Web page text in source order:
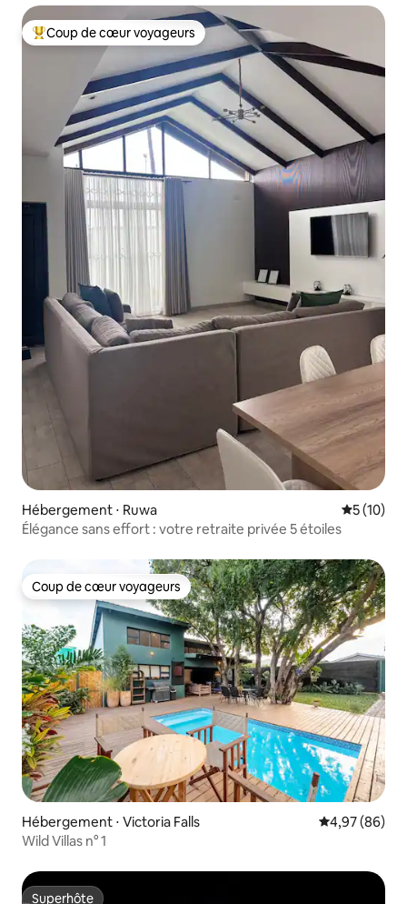
Coups de cœur voyageurs les plus appréciés
Coup de cœur voyageurs
Hébergement ⋅ Ruwa
5 (10)
Élégance sans effort : votre retraite privée 5 étoiles
Coup de cœur voyageurs
Coup de cœur voyageurs
Hébergement ⋅ Victoria Falls Évaluation
4,97 (86)
Wild Villas n° 1
Superhôte